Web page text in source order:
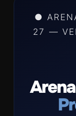
●
27 —